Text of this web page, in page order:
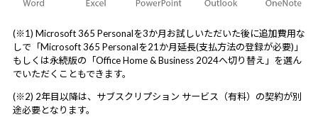
(※1) Microsoft 365 Personalを3か月お試しいただいた後に追加費用な
しで「Microsoft 365 Personalを21か月延長(支払方法の登録が必要)」
もしくは永続版の「Office Home & Business 2024へ切り替え」を選ん
でいただくこともできます。
(※2) 2年目以降は、サブスクリプション サービス（有料）の契約が別
途必要となります。